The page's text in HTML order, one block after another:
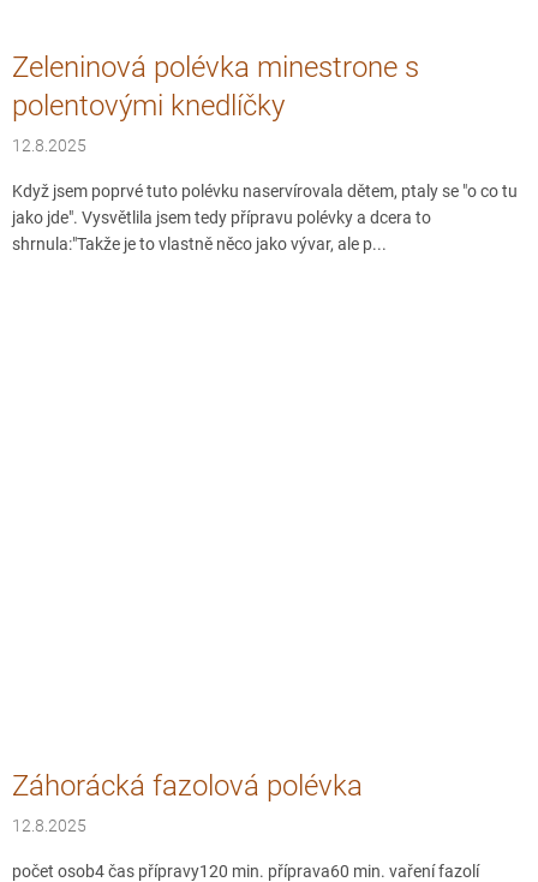
Zeleninová polévka minestrone s
polentovými knedlíčky
12.8.2025
Když jsem poprvé tuto polévku naservírovala dětem, ptaly se "o co tu
jako jde". Vysvětlila jsem tedy přípravu polévky a dcera to
shrnula:"Takže je to vlastně něco jako vývar, ale p...
Záhorácká fazolová polévka
12.8.2025
počet osob4 čas přípravy120 min. příprava60 min. vaření fazolí